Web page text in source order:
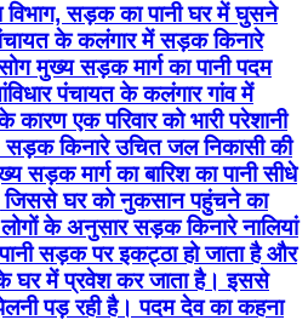
विभाग, सड़क का पानी घर में घुसने
पंचायत के कलंगार में सड़क किनारे
मुख्य सड़क मार्ग का पानी पदम
पंचायत के कलंगार गांव में
एक परिवार को भारी परेशानी
सड़क किनारे उचित जल निकासी की
सड़क मार्ग का बारिश का पानी सीधे
घर को नुकसान पहुंचने का
के अनुसार सड़क किनारे नालियां
सड़क पर इकट्ठा हो जाता है और
घर में प्रवेश कर जाता है। इससे
झेलनी पड़ रही है। पदम देव का कहना